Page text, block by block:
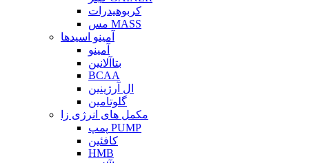
کربوهیدرات
مس MASS
آمینو اسیدها
آمینو
بتاآلانین
BCAA
ال آرژینین
گلوتامین
مکمل های انرژی زا
پمپ PUMP
کافئین
HMB